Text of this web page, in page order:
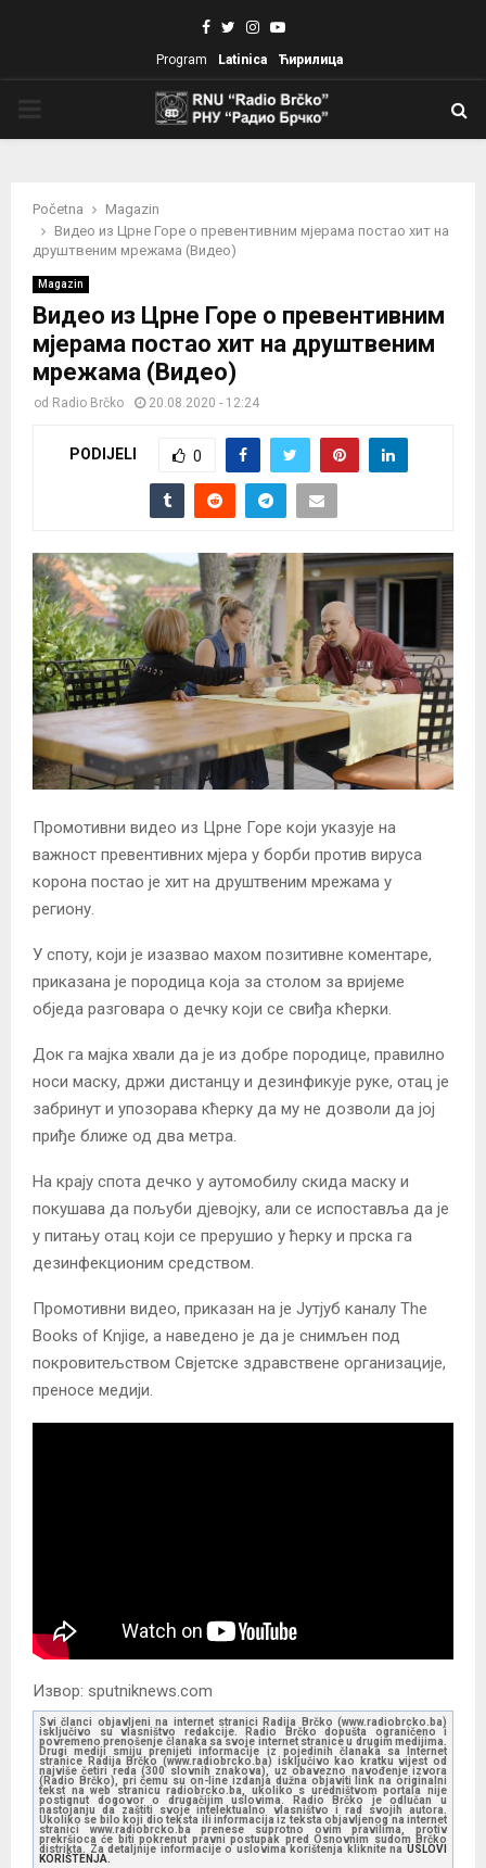
Facebook
TwitterInstagram
Youtube
Program Latinica Ћирилица
Početna
Magazin
Видео из Црне Горе о превентивним мјерама постао хит на
друштвеним мрежама (Видео)
Magazin
Видео из Црне Горе о превентивним
мјерама постао хит на друштвеним
мрежама (Видео)
od Radio Brčko 20.08.2020 - 12:24
PODIJELI 0
Промотивни видео из Црне Горе који указује на
важност превентивних мјера у борби против вируса
корона постао је хит на друштвеним мрежама у
региону.
У споту, који је изазвао махом позитивне коментаре,
приказана је породица која за столом за вријеме
обједа разговара о дечку који се свиђа кћерки.
Док га мајка хвали да је из добре породице, правилно
носи маску, држи дистанцу и дезинфикује руке, отац је
забринут и упозорава кћерку да му не дозволи да јој
приђе ближе од два метра.
На крају спота дечко у аутомобилу скида маску и
покушава да пољуби дјевојку, али се испоставља да је
у питању отац који се прерушио у ћерку и прска га
дезинфекционим средством.
Промотивни видео, приказан на је Јутјуб каналу The
Books of Knjige, а наведено је да је снимљен под
покровитељством Свјетске здравствене организације,
преносе медији.
Извор: sputniknews.com
Svi članci objavljeni na internet stranici Radija Brčko (www.radiobrcko.ba)
isključivo su vlasništvo redakcije. Radio Brčko dopušta ograničeno i
povremeno prenošenje članaka sa svoje internet stranice u drugim medijima.
Drugi mediji smiju prenijeti informacije iz pojedinih članaka sa Internet
stranice Radija Brčko (www.radiobrcko.ba) isključivo kao kratku vijest od
najviše četiri reda (300 slovnih znakova), uz obavezno navođenje izvora
(Radio Brčko), pri čemu su on-line izdanja dužna objaviti link na originalni
tekst na web stranicu radiobrcko.ba, ukoliko s uredništvom portala nije
postignut dogovor o drugačijim uslovima. Radio Brčko je odlučan u
nastojanju da zaštiti svoje intelektualno vlasništvo i rad svojih autora.
Ukoliko se bilo koji dio teksta ili informacija iz teksta objavljenog na internet
stranici www.radiobrcko.ba prenese suprotno ovim pravilima, protiv
prekršioca će biti pokrenut pravni postupak pred Osnovnim sudom Brčko
distrikta. Za detaljnije informacije o uslovima korištenja kliknite na USLOVI
KORIŠTENJA.